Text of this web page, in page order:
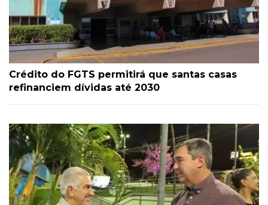
Crédito do FGTS permitirá que santas casas
refinanciem dívidas até 2030